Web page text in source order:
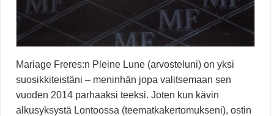
Mariage Freres:n Pleine Lune (arvosteluni) on yksi
suosikkiteistäni – meninhän jopa valitsemaan sen
vuoden 2014 parhaaksi teeksi. Joten kun kävin
alkusyksystä Lontoossa (teematkakertomukseni), ostin